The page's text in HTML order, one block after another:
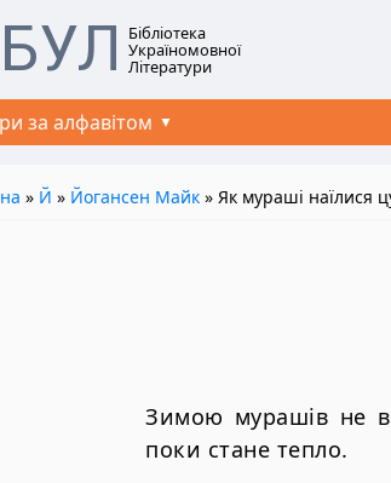
БУЛ Бібліотека
Україномовної
Літератури
за алфавітом
» Й » Йогансен Майк » Як мураші наїлися
Зимою мурашів не
поки стане тепло.